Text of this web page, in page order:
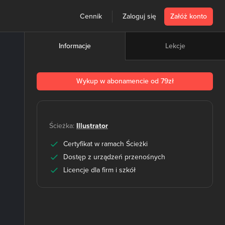
Cennik Zaloguj się Załóż konto
Informacje Lekcje
Wykup w abonamencie od 79zł
Ścieżka: Illustrator
Certyfikat w ramach Ścieżki
Dostęp z urządzeń przenośnych
Licencje dla firm i szkół